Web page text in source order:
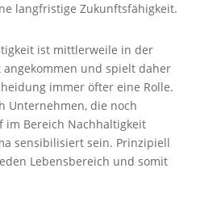
langfristige Zukunftsfähigkeit.
ist mittlerweile in der
und spielt daher
immer öfter eine Rolle.
Unternehmen, die noch
im Bereich Nachhaltigkeit
sensibilisiert sein. Prinzipiell
Lebensbereich und somit